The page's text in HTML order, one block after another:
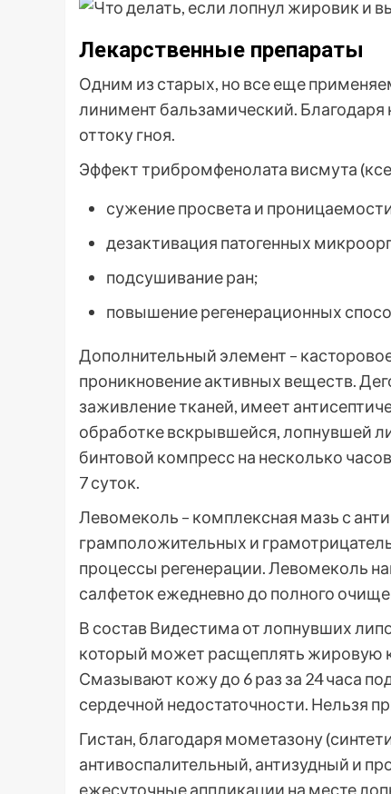
Лекарственные препараты
Одним из старых, но все еще
линимент бальзамический.
оттоку гноя.
Эффект трибромфенолата висмута
сужение просвета и
дезактивация патогенных
подсушивание ран;
повышение регенерационных
Дополнительный элемент –
проникновение активных веществ.
заживление тканей, имеет
обработке вскрывшейся, лопнувшей
бинтовой компресс на несколько
7 суток.
Левомеколь – комплексная мазь с
грамположительных и
процессы регенерации. Левомеколь
салфеток ежедневно до полного
В состав Видестима от лопнувших
который может расщеплять жировую
Смазывают кожу до 6 раз за 24 часа
сердечной недостаточности. Нельзя
Гистан, благодаря мометазону
антивоспалительный, антизудный и
ежесуточные аппликации на месте